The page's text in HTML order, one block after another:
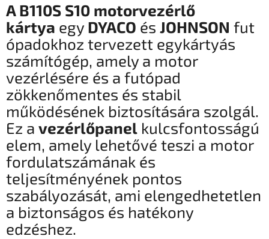
A B110S S10 motorvezérlő
kártya egy DYACO és JOHNSON fut
ópadokhoz tervezett egykártyás
számítógép, amely a motor
vezérlésére és a futópad
zökkenőmentes és stabil
működésének biztosítására szolgál.
Ez a vezérlőpanel kulcsfontosságú
elem, amely lehetővé teszi a motor
fordulatszámának és
teljesítményének pontos
szabályozását, ami elengedhetetlen
a biztonságos és hatékony
edzéshez.